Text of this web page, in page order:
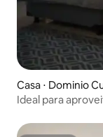
Casa ⋅ Dominio
Ideal para